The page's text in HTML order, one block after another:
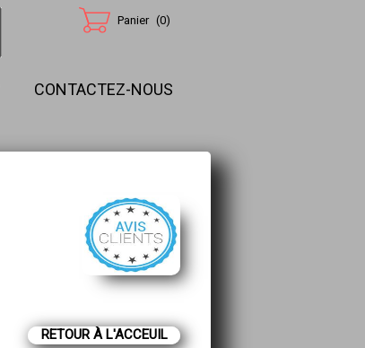
Panier (0)
CONTACTEZ-NOUS
RETOUR À L'ACCEUIL